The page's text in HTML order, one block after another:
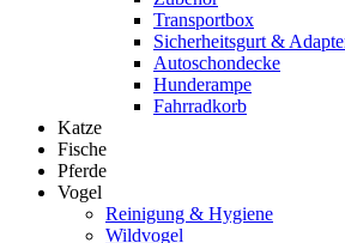
Transportbox
Sicherheitsgurt &
Autoschondecke
Hunderampe
Fahrradkorb
Katze
Fische
Pferde
Vogel
Reinigung & Hygiene
Wildvogel